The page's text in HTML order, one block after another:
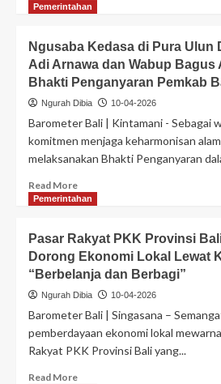
Pemerintahan
Ngusaba Kedasa di Pura Ulun
Adi Arnawa dan Wabup Bagus
Bhakti Penganyaran Pemkab
Ngurah Dibia 10-04-2026
Barometer Bali | Kintamani - Sebagai
komitmen menjaga keharmonisan
melaksanakan Bhakti Penganyaran
Read More
Pemerintahan
Pasar Rakyat PKK Provinsi
Dorong Ekonomi Lokal Lewat
“Berbelanja dan Berbagi”
Ngurah Dibia 10-04-2026
Barometer Bali | Singasana –
pemberdayaan ekonomi lokal
Rakyat PKK Provinsi Bali yang...
Read More